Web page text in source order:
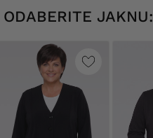
ODABERITE JAKNU: